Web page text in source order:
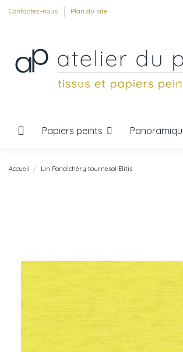
Contactez-nous Plan du site
Papiers peints
Accueil Lin Pondichéry tournesol Elitis